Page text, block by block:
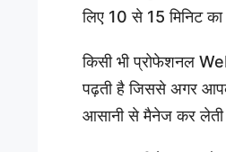
लिए 10 से 15 मिनिट
किसी भी प्रोफेशनल
पढ़ती है जिससे अगर
आसानी से मैनेज कर लेती